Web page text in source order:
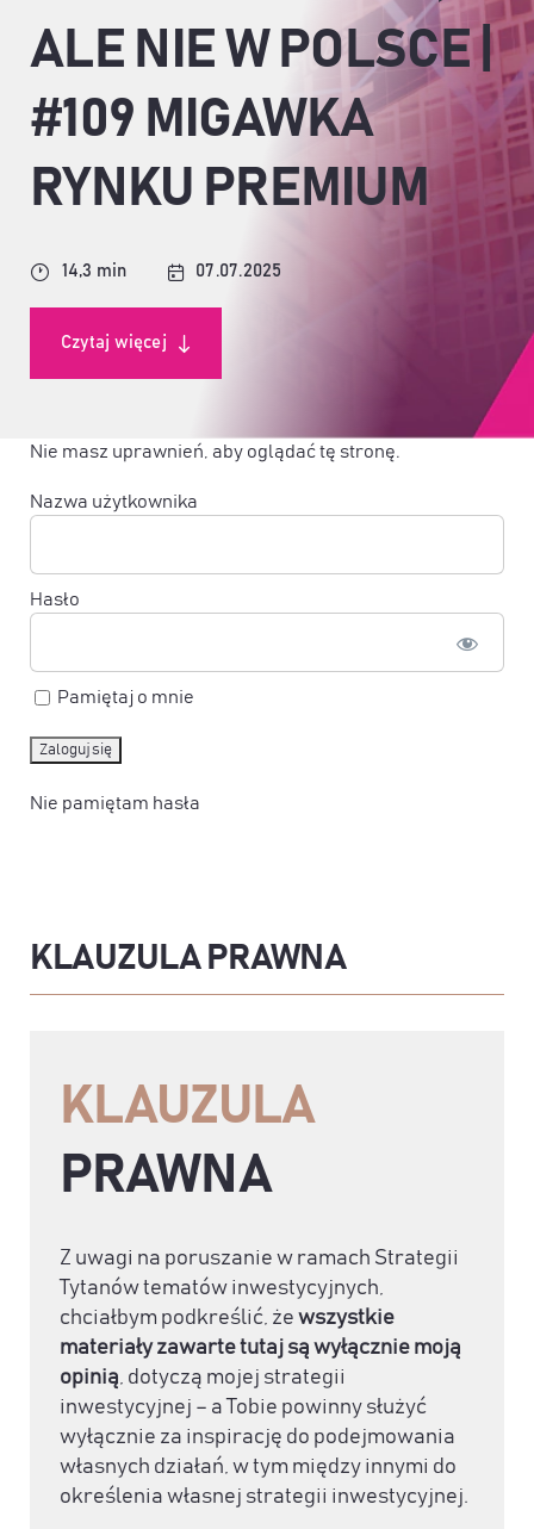
ALE NIE W POLSCE |
#109 MIGAWKA
RYNKU PREMIUM
14,3 min 07.07.2025
Czytaj więcej
Nie masz uprawnień, aby oglądać tę stronę.
Nazwa użytkownika
Hasło
Pamiętaj o mnie
Nie pamiętam hasła
KLAUZULA PRAWNA
KLAUZULA
PRAWNA
Z uwagi na poruszanie w ramach Strategii
Tytanów tematów inwestycyjnych,
chciałbym podkreślić, że wszystkie
materiały zawarte tutaj są wyłącznie moją
opinią, dotyczą mojej strategii
inwestycyjnej – a Tobie powinny służyć
wyłącznie za inspirację do podejmowania
własnych działań, w tym między innymi do
określenia własnej strategii inwestycyjnej.